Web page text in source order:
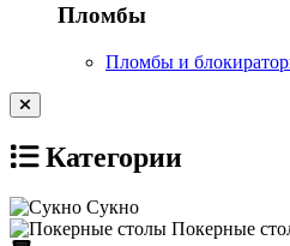
Пломбы
Пломбы и
Категории
Сукно
Покерные